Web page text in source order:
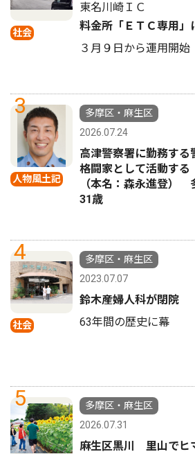
社会
東名川崎ＩＣ
料金所「ＥＴＣ専用」
３月９日から運用開始
3
人物風土記
多摩区・麻生区
2026.07.24
高津警察署に勤務する
格闘家として活動す
（本名：森永進登）
31歳
4
社会
多摩区・麻生区
2023.07.07
鈴木産婦人科が閉院
63年間の歴史に幕
5
多摩区・麻生区
2026.07.31
麻生区黒川 里山で